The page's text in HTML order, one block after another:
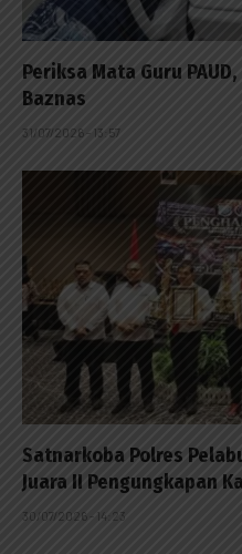
Periksa Mata Guru
Baznas
31/07/2026 - 13:57
Satnarkoba Polres
Juara II Pengungkapan
30/07/2026 - 14:23